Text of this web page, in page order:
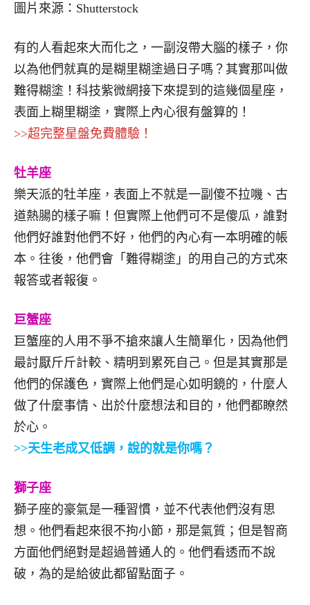
圖片來源：Shutterstock
有的人看起來大而化之，一副沒帶大腦的樣子，你
以為他們就真的是糊里糊塗過日子嗎？其實那叫做
難得糊塗！科技紫微網接下來提到的這幾個星座，
表面上糊里糊塗，實際上內心很有盤算的！
>>超完整星盤免費體驗！
牡羊座
樂天派的牡羊座，表面上不就是一副傻不拉嘰、古
道熱腸的樣子嘛！但實際上他們可不是傻瓜，誰對
他們好誰對他們不好，他們的內心有一本明確的帳
本。往後，他們會「難得糊塗」的用自己的方式來
報答或者報復。
巨蟹座
巨蟹座的人用不爭不搶來讓人生簡單化，因為他們
最討厭斤斤計較、精明到累死自己。但是其實那是
他們的保護色，實際上他們是心如明鏡的，什麼人
做了什麼事情、出於什麼想法和目的，他們都瞭然
於心。
>>天生老成又低調，說的就是你嗎？
獅子座
獅子座的豪氣是一種習慣，並不代表他們沒有思
想。他們看起來很不拘小節，那是氣質；但是智商
方面他們絕對是超過普通人的。他們看透而不說
破，為的是給彼此都留點面子。